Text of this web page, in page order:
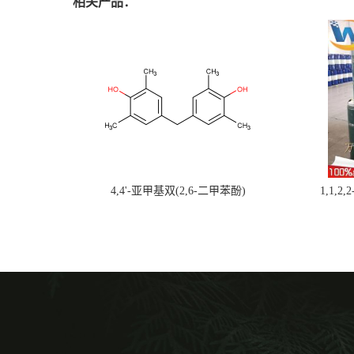
4,4'-亚甲基双(2,6-二甲苯酚)